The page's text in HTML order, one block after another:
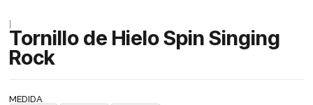
Tornillo de Hielo Spin Singing
Rock
MEDIDA